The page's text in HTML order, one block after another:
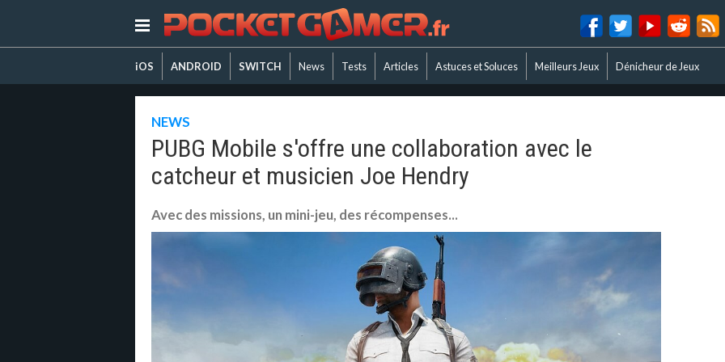
iOS ANDROID SWITCH News Tests Articles Astuces et Soluces Meilleurs Jeux Dénicheur de Jeux
NEWS
PUBG Mobile s'offre une collaboration avec le
catcheur et musicien Joe Hendry
Avec des missions, un mini-jeu, des récompenses...